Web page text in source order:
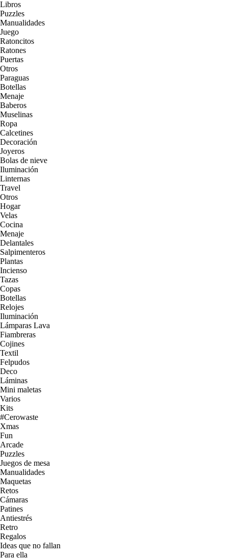
Libros
Puzzles
Manualidades
Juego
Ratoncitos
Ratones
Puertas
Otros
Paraguas
Botellas
Menaje
Baberos
Muselinas
Ropa
Calcetines
Decoración
Joyeros
Bolas de nieve
Iluminación
Linternas
Travel
Otros
Hogar
Velas
Cocina
Menaje
Delantales
Salpimenteros
Plantas
Incienso
Tazas
Copas
Botellas
Relojes
Iluminación
Lámparas Lava
Fiambreras
Cojines
Textil
Felpudos
Deco
Láminas
Mini maletas
Varios
Kits
#Cerowaste
Xmas
Fun
Arcade
Puzzles
Juegos de mesa
Manualidades
Maquetas
Retos
Cámaras
Patines
Antiestrés
Retro
Regalos
Ideas que no fallan
Para ella